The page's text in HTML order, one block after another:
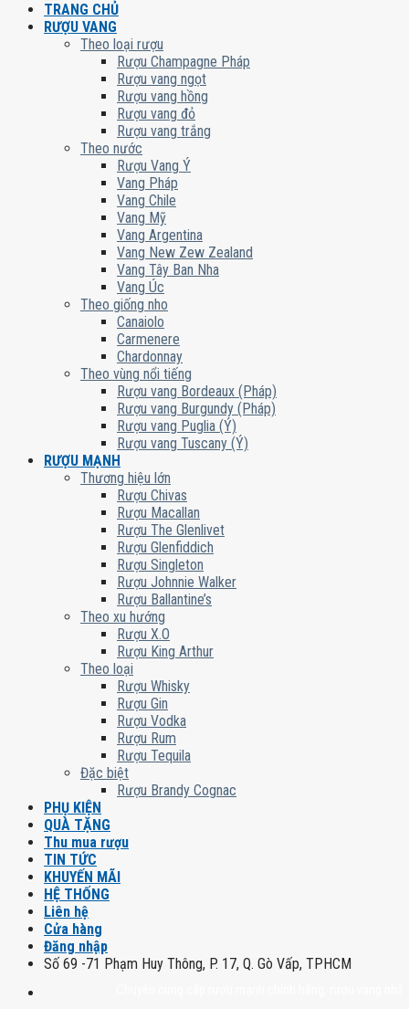
TRANG CHỦ
RƯỢU VANG
Theo loại rượu
Rượu Champagne Pháp
Rượu vang ngọt
Rượu vang hồng
Rượu vang đỏ
Rượu vang trắng
Theo nước
Rượu Vang Ý
Vang Pháp
Vang Chile
Vang Mỹ
Vang Argentina
Vang New Zew Zealand
Vang Tây Ban Nha
Vang Úc
Theo giống nho
Canaiolo
Carmenere
Chardonnay
Theo vùng nổi tiếng
Rượu vang Bordeaux (Pháp)
Rượu vang Burgundy (Pháp)
Rượu vang Puglia (Ý)
Rượu vang Tuscany (Ý)
RƯỢU MẠNH
Thương hiệu lớn
Rượu Chivas
Rượu Macallan
Rượu The Glenlivet
Rượu Glenfiddich
Rượu Singleton
Rượu Johnnie Walker
Rượu Ballantine’s
Theo xu hướng
Rượu X.O
Rượu King Arthur
Theo loại
Rượu Whisky
Rượu Gin
Rượu Vodka
Rượu Rum
Rượu Tequila
Đặc biệt
Rượu Brandy Cognac
PHỤ KIỆN
QUÀ TẶNG
Thu mua rượu
TIN TỨC
KHUYẾN MÃI
HỆ THỐNG
Liên hệ
Cửa hàng
Đăng nhập
Số 69 -71 Phạm Huy Thông, P. 17, Q. Gò Vấp, TPHCM